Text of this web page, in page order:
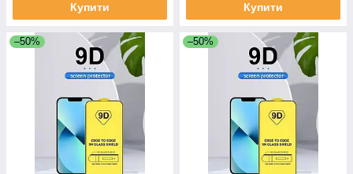
Купити Купити
–50% –50%